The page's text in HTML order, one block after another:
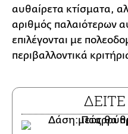
αυθαίρετα κτίσματα,
αριθμός παλαιότερων
επιλέγονται με
περιβαλλοντικά